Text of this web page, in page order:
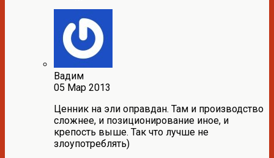
Вадим
05 Мар 2013
Ценник на эли оправдан. Там и производство
сложнее, и позиционирование иное, и
крепость выше. Так что лучше не
злоупотреблять)